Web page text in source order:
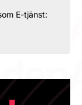
E-tjänst: